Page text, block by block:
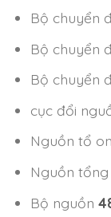
Bộ chuyển
Bộ chuyển
Bộ chuyển
cục đổi
Nguồn tổ
Nguồn tổng
Bộ nguồn